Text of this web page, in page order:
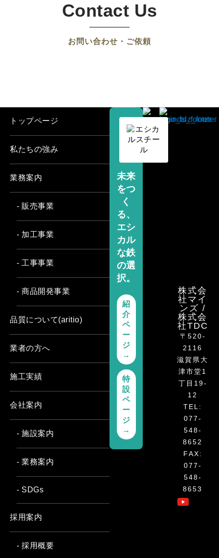
Contact Us
お問い合わせ・ご依頼
株式会
社マイ
ンズ /
株式会
社TDC
〒520-
2116
滋賀県大
津市堂1
丁目19-
12
TEL:
077-
548-
8652
FAX:
077-
548-
8653
未来
をつ
く
る、
エシ
カル
な鉄
の選
択。
紹
介
ペ
ー
ジ
→
特
設
ペ
ー
ジ
→
トップページ
私たちの強み
業務案内
- 販売事業
- 加工事業
- 工事事業
- 商品開発事業
品質について(aritio)
業者の方へ
施工実績
会社案内
- 施設案内
- 業務案内
- SDGs
採用案内
- 採用概要